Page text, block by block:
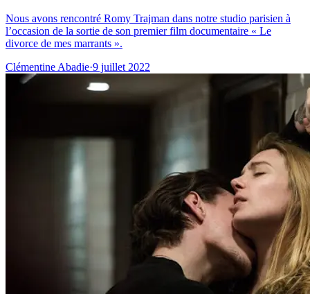
Nous avons rencontré Romy Trajman dans notre studio parisien à
l’occasion de la sortie de son premier film documentaire « Le
divorce de mes marrants ».
Clémentine Abadie·9 juillet 2022